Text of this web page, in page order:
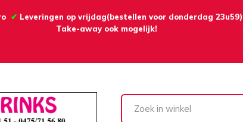
✔ Leveringen op vrijdag(bestellen voor donderdag 23u59)
Take-away ook mogelijk!